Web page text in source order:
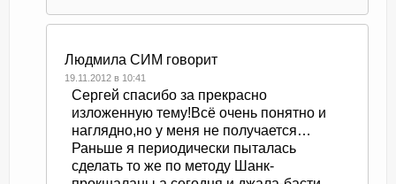
Людмила СИМ говорит
19.11.2012 в 10:41
Сергей спасибо за прекрасно
изложенную тему!Всё очень понятно и
наглядно,но у меня не получается…
Раньше я периодически пыталась
сделать то же по методу Шанк-